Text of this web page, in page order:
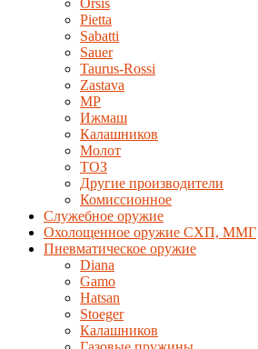
Orsis
Pietta
Sabatti
Sauer
Taurus-Rossi
Zastava
MP
Ижмаш
Калашников
Молот
ТОЗ
Другие производители
Комиссионное
Служебное оружие
Охолощенное оружие СХП, ММГ
Пневматическое оружие
Diana
Gamo
Hatsan
Stoeger
Калашников